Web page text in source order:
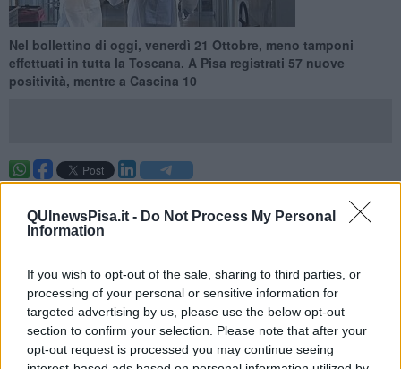
QUInewsPisa.it - Do Not Process My Personal
Information
If you wish to opt-out of the sale, sharing to third parties, or
processing of your personal or sensitive information for
targeted advertising by us, please use the below opt-out
section to confirm your selection. Please note that after your
opt-out request is processed you may continue seeing
Nel bollettino di oggi, venerdì 21 Ottobre, meno tamponi
effettuati in tutta la Toscana. A Pisa registrati 57 nuove
positività, mentre a Cascina 10
riscontrati221 nuovi casi Covidin 34 Comuni. Il tasso di
incidenza giornaliero è diminuito a
53,07 casi per 100mila
In Toscana sono stati effettuati12.073test, dei quali 1.049 tamponi
molecolari e 10.979 test rapidi.